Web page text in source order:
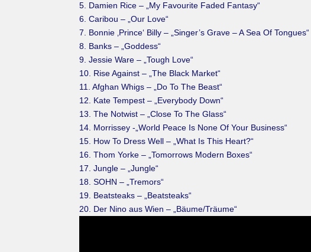
5. Damien Rice – „My Favourite Faded Fantasy“
6. Caribou – „Our Love“
7. Bonnie ‚Prince‘ Billy – „Singer’s Grave – A Sea Of Tongues“
8. Banks – „Goddess“
9. Jessie Ware – „Tough Love“
10. Rise Against – „The Black Market“
11. Afghan Whigs – „Do To The Beast“
12. Kate Tempest – „Everybody Down“
13. The Notwist – „Close To The Glass“
14. Morrissey -„World Peace Is None Of Your Business“
15. How To Dress Well – „What Is This Heart?“
16. Thom Yorke – „Tomorrows Modern Boxes“
17. Jungle – „Jungle“
18. SOHN – „Tremors“
19. Beatsteaks – „Beatsteaks“
20. Der Nino aus Wien – „Bäume/Träume“